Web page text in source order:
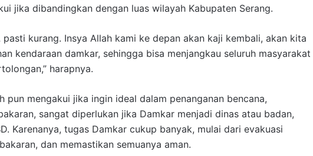
jika dibandingkan dengan luas wilayah Kabupaten Serang.
pasti kurang. Insya Allah kami ke depan akan kaji kembali, akan kita
kendaraan damkar, sehingga bisa menjangkau seluruh masyarakat
harapnya.
pun mengakui jika ingin ideal dalam penanganan bencana,
sangat diperlukan jika Damkar menjadi dinas atau badan,
Karenanya, tugas Damkar cukup banyak, mulai dari evakuasi
dan memastikan semuanya aman.